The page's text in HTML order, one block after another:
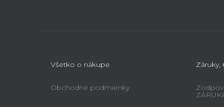
Všetko o nákupe
Obchodné podmienky
Záruky,